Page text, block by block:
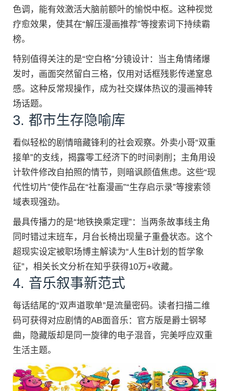
色调，能有效激活大脑前额叶的愉悦中枢。这种视觉
疗愈效果，使其在“解压漫画推荐”等搜索词下持续霸
榜。
特别值得关注的是“空白格”分镜设计：当主角情绪爆
发时，画面突然留白三格，仅用对话框残影传递窒息
感。这种反常规操作，成为社交媒体热议的漫画神转
场话题。
3. 都市生存隐喻库
看似轻松的剧情暗藏锋利的社会观察。外卖小哥“双重
接单”的支线，揭露零工经济下的时间剥削；主角用设
计软件修改自拍照的情节，则暗讽颜值焦虑。这些“现
代性切片”使作品在“社畜漫画”“生存启示录”等搜索领
域表现强劲。
最具传播力的是“地铁换乘定理”：当两条故事线主角
同时错过末班车，月台长椅出现量子重叠状态。这个
超现实设定被职场博主解读为“人生B计划的哲学象
征”，相关长文分析在知乎获得10万+收藏。
4. 音乐叙事新范式
每话结尾的“双声道歌单”是流量密码。读者扫描二维
码可获得对应剧情的AB面音乐：官方版是爵士钢琴
曲，隐藏版却是同一旋律的电子混音，完美呼应双重
生活主题。